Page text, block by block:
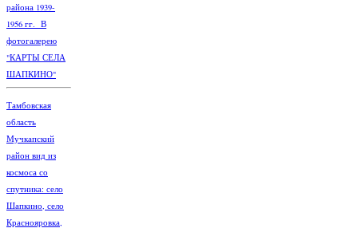
района 1939-
1956 гг. В
фотогалерею
"КАРТЫ СЕЛА
ШАПКИНО"
Тамбовская
область
Мучкапский
район вид из
космоса со
спутника: село
Шапкино, село
Краснояровка,